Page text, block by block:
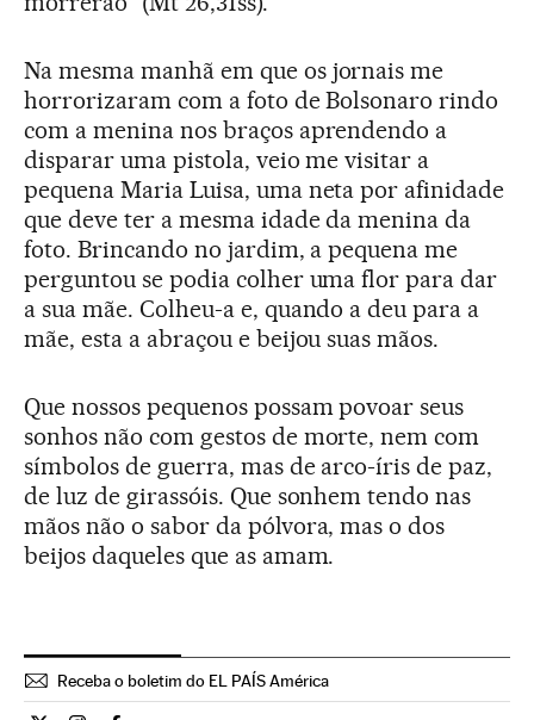
Na mesma manhã em que os jornais me
horrorizaram com a foto de Bolsonaro rindo
com a menina nos braços aprendendo a
disparar uma pistola, veio me visitar a
pequena Maria Luisa, uma neta por afinidade
que deve ter a mesma idade da menina da
foto. Brincando no jardim, a pequena me
perguntou se podia colher uma flor para dar
a sua mãe. Colheu-a e, quando a deu para a
mãe, esta a abraçou e beijou suas mãos.
Que nossos pequenos possam povoar seus
sonhos não com gestos de morte, nem com
símbolos de guerra, mas de arco-íris de paz,
de luz de girassóis. Que sonhem tendo nas
mãos não o sabor da pólvora, mas o dos
beijos daqueles que as amam.
Receba o boletim do EL PAÍS América